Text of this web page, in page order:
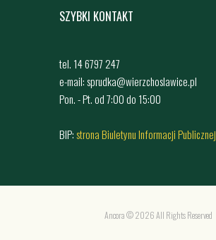
SZYBKI KONTAKT
tel. 14 6797 247
e-mail: sprudka@wierzchoslawice.pl
Pon. - Pt. od 7:00 do 15:00
BIP:strona Biuletynu Informacji Publicznej
Ancora © 2026 All Rights Reserved